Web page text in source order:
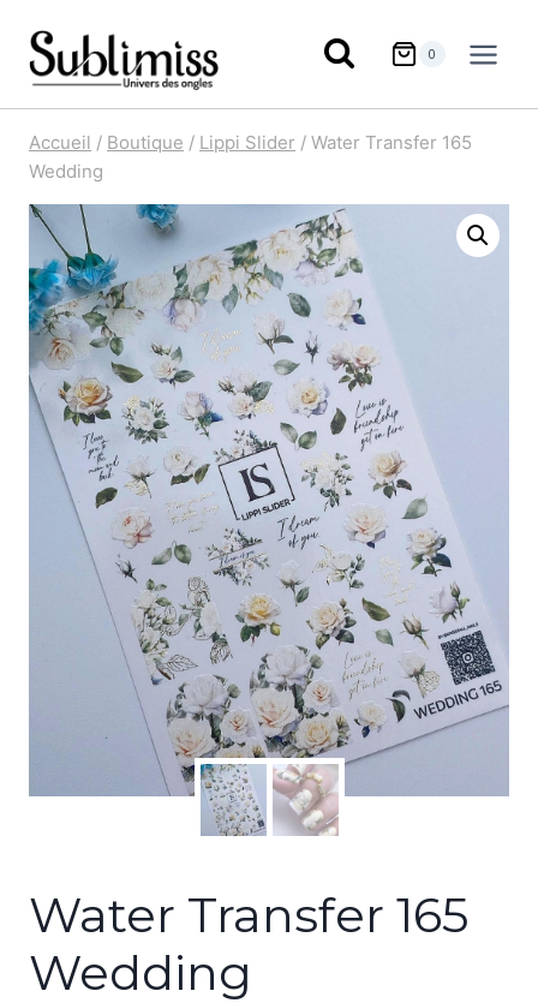
contenu
0
Accueil / Boutique / Lippi Slider / Water Transfer 165
Wedding
Water Transfer 165
Wedding